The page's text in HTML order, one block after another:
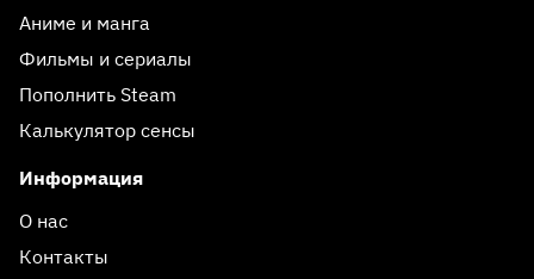
Аниме и манга
Фильмы и сериалы
Пополнить Steam
Калькулятор сенсы
Информация
О нас
Контакты